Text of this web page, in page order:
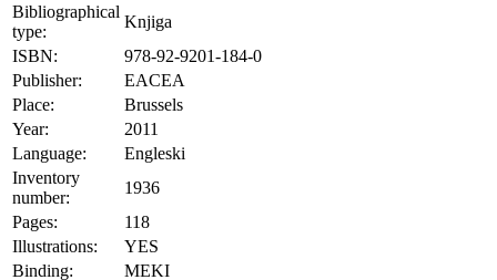
Bibliographical
type:
Knjiga
ISBN:
978-92-9201-184-0
Publisher:
EACEA
Place:
Brussels
Year:
2011
Language:
Engleski
Inventory
number:
1936
Pages:
118
Illustrations:
YES
Binding:
MEKI